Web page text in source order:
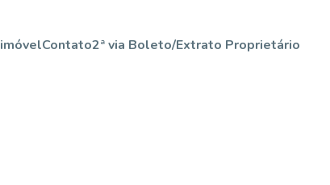
Contato2ª via Boleto/Extrato Proprietário